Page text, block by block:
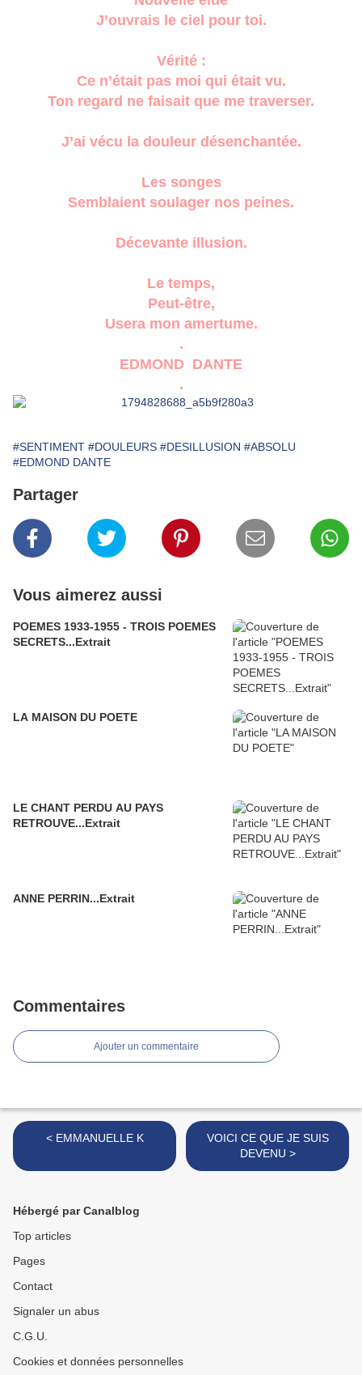
J’ouvrais le ciel pour toi.
Vérité :
Ce n’était pas moi qui était vu.
Ton regard ne faisait que me traverser.
J’ai vécu la douleur désenchantée.
Les songes
Semblaient soulager nos peines.
Décevante illusion.
Le temps,
Peut-être,
Usera mon amertume.
.
EDMOND DANTE
.
#SENTIMENT #DOULEURS #DESILLUSION #ABSOLU
#EDMOND DANTE
Partager
Vous aimerez aussi
POEMES 1933-1955 - TROIS POEMES
SECRETS...Extrait
LA MAISON DU POETE
LE CHANT PERDU AU PAYS
RETROUVE...Extrait
ANNE PERRIN...Extrait
Commentaires
Ajouter un commentaire
< EMMANUELLE K
VOICI CE QUE JE SUIS
DEVENU >
Hébergé par Canalblog
Top articles
Pages
Contact
Signaler un abus
C.G.U.
Cookies et données personnelles